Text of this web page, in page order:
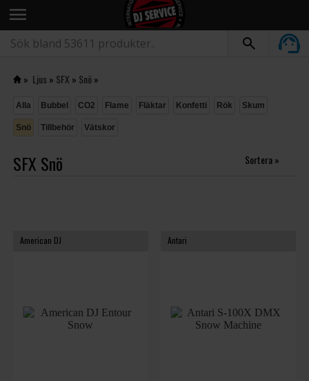
menu
» Ljus » SFX » Snö»
Alla Bubbel CO2 Flame Fläktar Konfetti Rök Skum
Snö Tillbehör Vätskor
SFX Snö Sortera »
American DJ Antari